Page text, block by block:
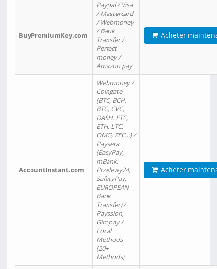
BuyPremiumKey.com
Paypal / Visa
/ Mastercard
/ Webmoney
/ Bank
Transfer /
Perfect
money /
Amazon pay
Acheter
AccountInstant.com
Webmoney /
Coingate
(BTC, BCH,
BTG, CVC,
DASH, ETC,
ETH, LTC,
OMG, ZEC…) /
Paysera
(EasyPay,
mBank,
Przelewy24,
SafetyPay,
EUROPEAN
Bank
Transfer) /
Payssion,
Giropay /
Local
Methods
(20+
Methods)
Acheter